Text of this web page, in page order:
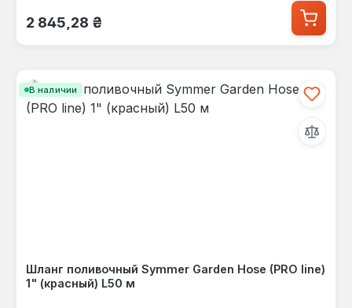
Обычная цена:
2 845,28 ₴
В наличии
Шланг поливочный Symmer Garden Hose (PRO line)
1" (красный) L50 м